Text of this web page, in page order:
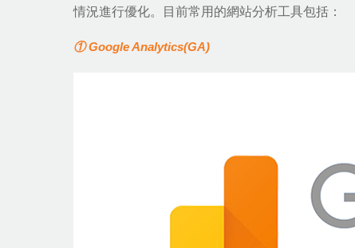
情況進行優化。目前常用的網站分析工具包括：
① Google Analytics(GA)